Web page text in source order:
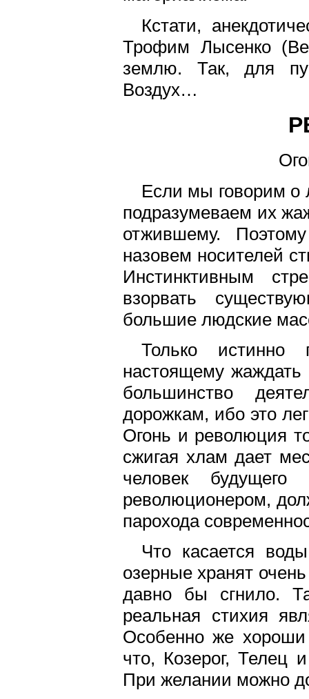
Кстати,
Трофим Лысенко
землю. Так, для
Воздух…
Если мы говорим о
подразумеваем их
отжившему.
назовем носителей
Инстинктивным
взорвать
большие людские
Только истинно
настоящему жаждать
большинство
дорожкам, ибо это
Огонь и революция
сжигая хлам дает
человек
революционером,
парохода
Что касается
озерные хранят
давно бы сгнило.
реальная стихия
Особенно же хороши
что, Козерог, Телец
При желании можно